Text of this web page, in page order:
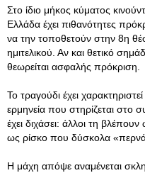
Στο ίδιο μήκος κύματος
Ελλάδα έχει πιθανότητες
να την τοποθετούν στην 8η
ημιτελικού. Αν και θετικό
θεωρείται ασφαλής πρόκριση.
Το τραγούδι έχει
ερμηνεία που στηρίζεται στο
έχει διχάσει: άλλοι τη
ως ρίσκο που δύσκολα
Η μάχη απόψε αναμένεται